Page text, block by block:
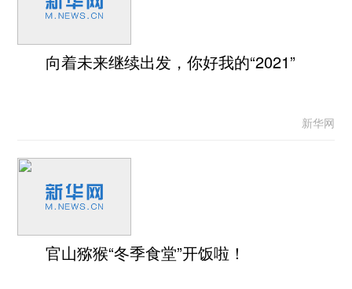
向着未来继续出发，你好我的“2021”
新华网
官山猕猴“冬季食堂”开饭啦！